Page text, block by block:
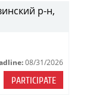
р-н,
08/31/2026
PARTICIPATE